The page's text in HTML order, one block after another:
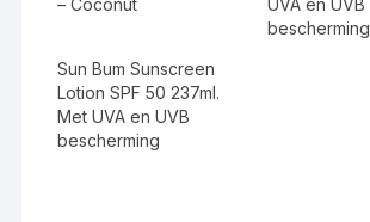
– Coconut
UVA en UVB
bescherming
Sun Bum Sunscreen
Lotion SPF 50 237ml.
Met UVA en UVB
bescherming